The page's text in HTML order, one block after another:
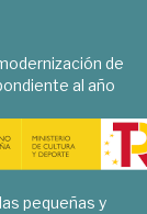
de
al año
pequeñas y